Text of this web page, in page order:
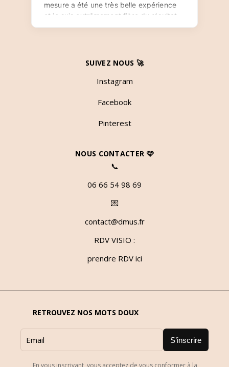
SUIVEZ NOUS 🚀
Instagram
Facebook
Pinterest
NOUS CONTACTER 🩷
📞
06 66 54 98 69
💌
contact@dmus.fr
RDV VISIO :
prendre RDV ici
RETROUVEZ NOS MOTS DOUX
S’inscrire